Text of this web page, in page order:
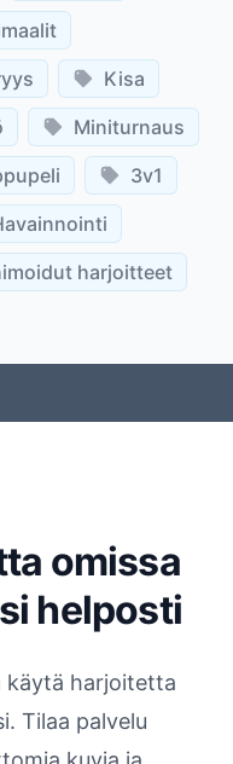
Kisa
Miniturnaus
3v1
harjoitteet
omissa
helposti
käytä harjoitetta
Tilaa palvelu